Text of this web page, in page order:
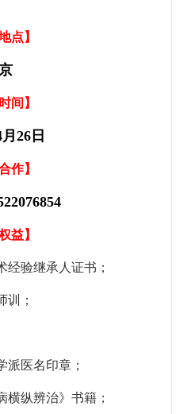
点】
间】
月 26日
作】
益】
经验继承人证书；
训；
派医名印章；
横纵辨治》书籍；